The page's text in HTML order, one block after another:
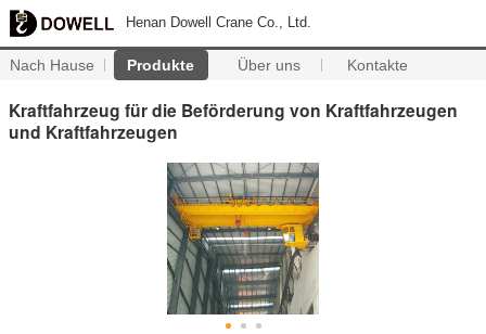
Henan Dowell Crane Co., Ltd.
Nach Hause Produkte Über uns Kontakte
Kraftfahrzeug für die Beförderung von Kraftfahrzeugen
und Kraftfahrzeugen